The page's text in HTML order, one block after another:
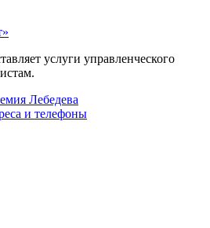
услуги управленческого
Лебедева
и телефоны